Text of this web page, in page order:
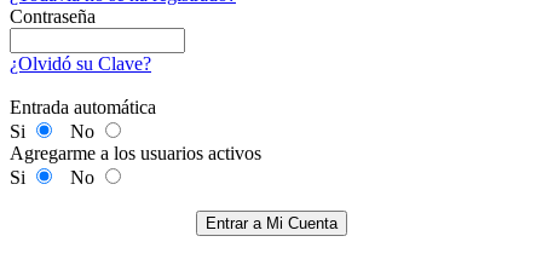
Contraseña
¿Olvidó su Clave?
Entrada automática
Si
No
Agregarme a los usuarios activos
Si
No
Entrar a Mi Cuenta